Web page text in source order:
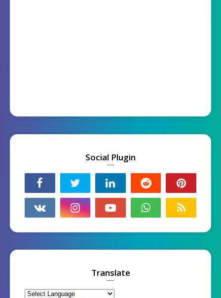
Social Plugin
Translate